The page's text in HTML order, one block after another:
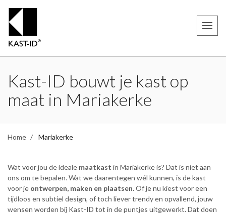
Kast-ID bouwt je kast op
maat in Mariakerke
Home Mariakerke
Wat voor jou de ideale maatkast in Mariakerke is? Dat is niet aan
ons om te bepalen. Wat we daarentegen wél kunnen, is de kast
voor je ontwerpen, maken en plaatsen. Of je nu kiest voor een
tijdloos en subtiel design, of toch liever trendy en opvallend, jouw
wensen worden bij Kast-ID tot in de puntjes uitgewerkt. Dat doen